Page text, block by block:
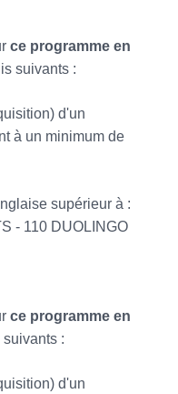
ce programme en
suivants :
d'un
à un minimum de
supérieur à :
- 110 DUOLINGO
ce programme en
:
d'un